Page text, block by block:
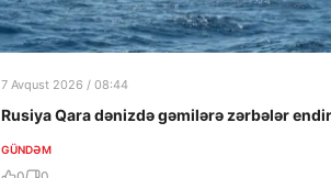
7 Avqust 2026 / 08:44
Rusiya Qara dənizdə gəmilərə zərbələr
GÜNDƏM